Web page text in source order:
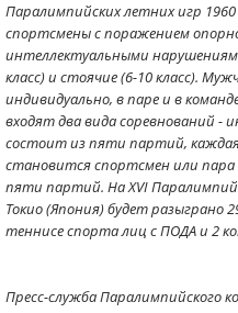
Паралимпийских летних игр
спортсмены с поражением
интеллектуальными
класс) и стоячие (6-10 класс).
индивидуально, в паре и в
входят два вида соревнований -
состоит из пяти партий,
становится спортсмен или
пяти партий. На XVI
Токио (Япония) будет разыграно
теннисе спорта лиц с ПОДА и 2
Пресс-служба Паралимпийского